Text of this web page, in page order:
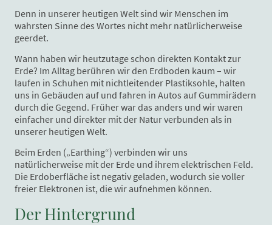
Denn in unserer heutigen Welt sind wir Menschen im
wahrsten Sinne des Wortes nicht mehr natürlicherweise
geerdet.
Wann haben wir heutzutage schon direkten Kontakt zur
Erde? Im Alltag berühren wir den Erdboden kaum – wir
laufen in Schuhen mit nichtleitender Plastiksohle, halten
uns in Gebäuden auf und fahren in Autos auf Gummirädern
durch die Gegend. Früher war das anders und wir waren
einfacher und direkter mit der Natur verbunden als in
unserer heutigen Welt.
Beim Erden („Earthing“) verbinden wir uns
natürlicherweise mit der Erde und ihrem elektrischen Feld.
Die Erdoberfläche ist negativ geladen, wodurch sie voller
freier Elektronen ist, die wir aufnehmen können.
Der Hintergrund